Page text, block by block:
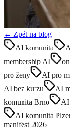
← Zpět na blog
AI komunita
membership AI
pro ženy
AI pro
AI bez kurzu
AI
komunita Brno
AI
AI komunita
manifest 2026